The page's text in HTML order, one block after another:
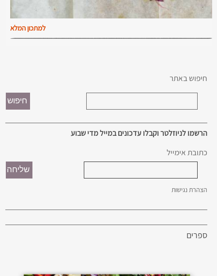
למתכון המלא
חיפוש באתר
הרשמו לניוזלטר וקבלו עדכונים במייל מדי שבוע
כתובת אימייל
הצהרת נגישות
ספרים